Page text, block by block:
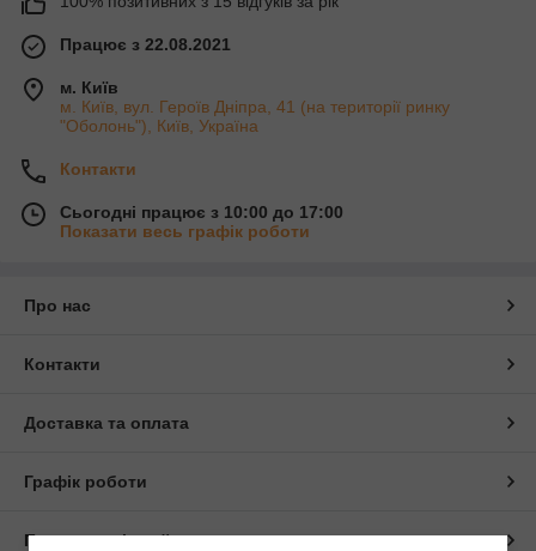
Працює з 22.08.2021
м. Київ
м. Київ, вул. Героїв Дніпра, 41 (на території ринку
"Оболонь"), Київ, Україна
Контакти
Сьогодні працює з 10:00 до 17:00
Показати весь графік роботи
Про нас
Контакти
Доставка та оплата
Графік роботи
Повна версія сайту